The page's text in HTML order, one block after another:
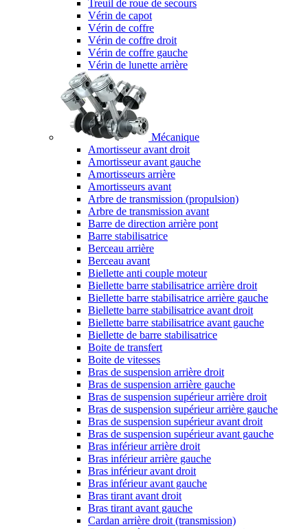
Treuil de roue de secours
Vérin de capot
Vérin de coffre
Vérin de coffre droit
Vérin de coffre gauche
Vérin de lunette arrière
Mécanique
Amortisseur avant droit
Amortisseur avant gauche
Amortisseurs arrière
Amortisseurs avant
Arbre de transmission (propulsion)
Arbre de transmission avant
Barre de direction arrière pont
Barre stabilisatrice
Berceau arrière
Berceau avant
Biellette anti couple moteur
Biellette barre stabilisatrice arrière droit
Biellette barre stabilisatrice arrière gauche
Biellette barre stabilisatrice avant droit
Biellette barre stabilisatrice avant gauche
Biellette de barre stabilisatrice
Boite de transfert
Boite de vitesses
Bras de suspension arrière droit
Bras de suspension arrière gauche
Bras de suspension supérieur arrière droit
Bras de suspension supérieur arrière gauche
Bras de suspension supérieur avant droit
Bras de suspension supérieur avant gauche
Bras inférieur arrière droit
Bras inférieur arrière gauche
Bras inférieur avant droit
Bras inférieur avant gauche
Bras tirant avant droit
Bras tirant avant gauche
Cardan arrière droit (transmission)